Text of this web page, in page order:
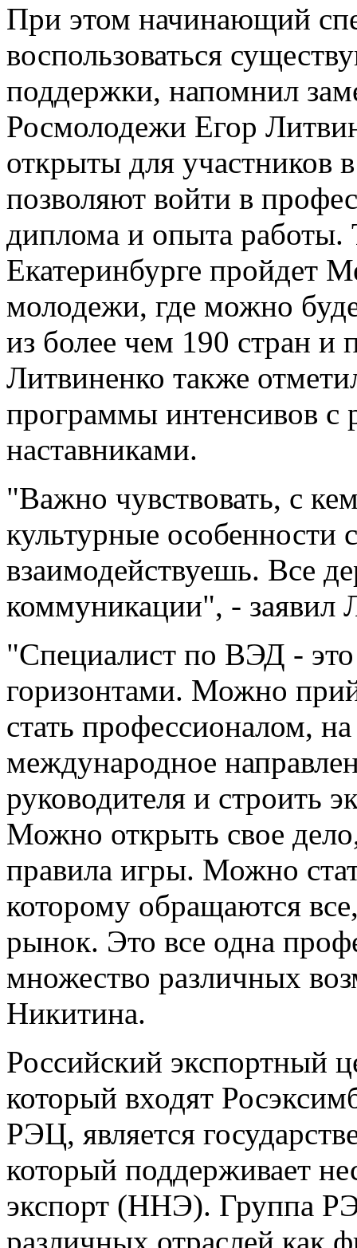
При этом начинающий
воспользоваться
поддержки, напомнил
Росмолодежи Егор
открыты для участников
позволяют войти в
диплома и опыта работы.
Екатеринбурге пройдет
молодежи, где можно
из более чем 190 стран и
Литвиненко также
программы интенсивов с
наставниками.
"Важно чувствовать, с
культурные особенности
взаимодействуешь. Все
коммуникации", - заявил
"Специалист по ВЭД -
горизонтами. Можно
стать профессионалом,
международное
руководителя и строить
Можно открыть свое
правила игры. Можно
которому обращаются
рынок. Это все одна
множество различных
Никитина.
Российский экспортный
который входят
РЭЦ, является
который поддерживает
экспорт (ННЭ). Группа
различных отраслей как